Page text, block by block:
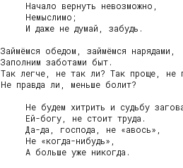
     Начало вернуть невозможно,
     Немыслимо;
     И даже не думай, забудь.
Займёмся обедом, займёмся нарядами,
Заполним заботами быт.
Так легче, не так ли? Так проще, не
Не правда ли, меньше болит?
Не будем хитрить и судьбу
     Ей-богу, не стоит труда.
     Да-да, господа, не «авось»,
     Не «когда-нибудь»,
     А больше уже никогда.